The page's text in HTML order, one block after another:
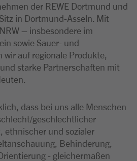
der REWE Dortmund und
in Dortmund-Asseln. Mit
– insbesondere im
sowie Sauer- und
auf regionale Produkte,
starke Partnerschaften mit
dass bei uns alle Menschen
geschlechtlicher
ethnischer und sozialer
Behinderung,
- gleichermaßen